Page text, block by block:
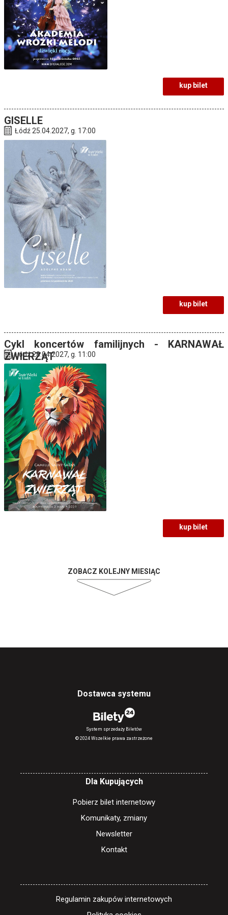
kup bilet
GISELLE
Łódź 25.04.2027, g. 17:00
kup bilet
Cykl koncertów familijnych - KARNAWAŁ
ZWIERZĄT
Łódź 28.04.2027, g. 11:00
kup bilet
ZOBACZ KOLEJNY MIESIĄC
Dostawca systemu
System sprzedaży Biletów
© 2024 Wszelkie prawa zastrzeżone
Dla Kupujących
Pobierz bilet internetowy
Komunikaty, zmiany
Newsletter
Kontakt
Regulamin zakupów internetowych